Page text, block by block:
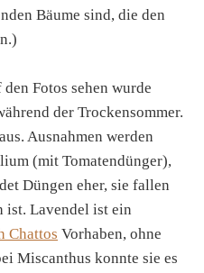
Bäume sind, die den
Fotos sehen wurde
der Trockensommer.
Ausnahmen werden
(mit Tomatendünger),
Düngen eher, sie fallen
ist. Lavendel ist ein
Chattos Vorhaben, ohne
Miscanthus konnte sie es